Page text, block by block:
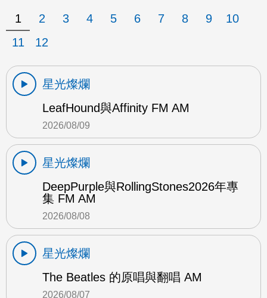
1 2 3 4 5 6 7 8 9
10
11
12
星光燦爛
LeafHound與Affinity FM AM
2026/08/09
星光燦爛
DeepPurple與RollingStones2026年專
集 FM AM
2026/08/08
星光燦爛
The Beatles 的原唱與翻唱 AM
2026/08/07